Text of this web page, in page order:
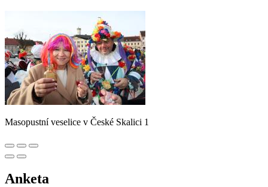
Masopustní veselice v České Skalici 1
Anketa